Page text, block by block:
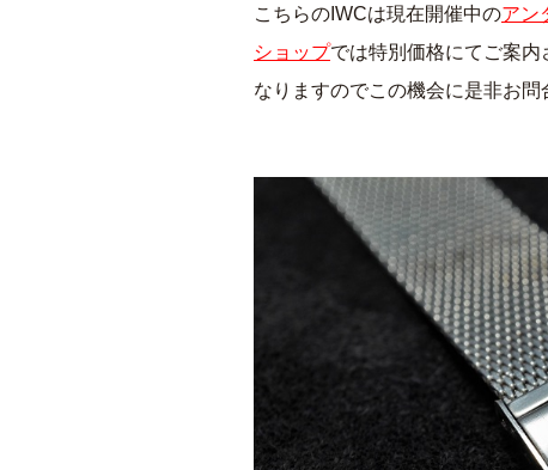
こちらのIWCは現在開催中のアン
ショップでは特別価格にてご案
なりますのでこの機会に是非お問